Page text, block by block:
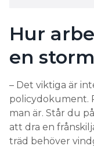
Hur
en
– Det viktiga är
policydokument.
man är. Står du
att dra en
träd behöver